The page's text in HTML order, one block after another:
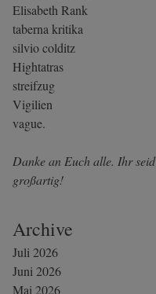
Elisabeth Rank
taberna kritika
silvio colditz
Hightatras
streifzug
Vigilien
vague.
Danke an Euch alle. Ihr seid
großartig!
Archive
Juli 2026
Juni 2026
Mai 2026